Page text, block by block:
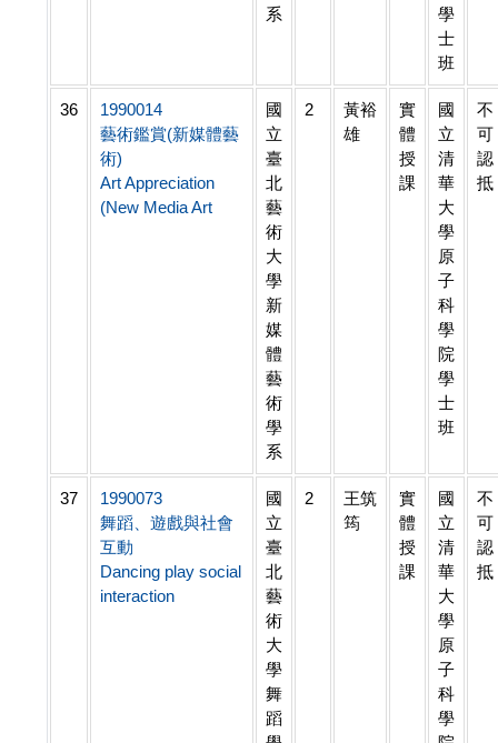
系
學
士
班
36
1990014
藝術鑑賞(新媒體藝
術)
Art Appreciation
(New Media Art
國
立
臺
北
藝
術
大
學
新
媒
體
藝
術
學
系
2
黃裕
雄
實
體
授
課
國
立
清
華
大
學
原
子
科
學
院
學
士
班
不
可
認
抵
37
1990073
舞蹈、遊戲與社會
互動
Dancing play social
interaction
國
立
臺
北
藝
術
大
學
舞
蹈
2
王筑
筠
實
體
授
課
國
立
清
華
大
學
原
子
科
學
不
可
認
抵